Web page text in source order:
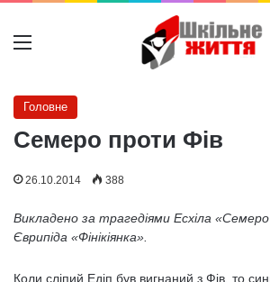
Меню
Головне
Семеро проти Фів
26.10.2014 388
Викладено за трагедіями Есхіла
Єврипіда «Фінікіянка».
Коли сліпий Едіп був вигнаний з Фів, то